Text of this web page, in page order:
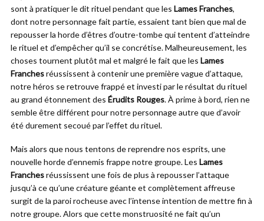
sont à pratiquer le dit rituel pendant que les Lames Franches,
dont notre personnage fait partie, essaient tant bien que mal de
repousser la horde d’êtres d’outre-tombe qui tentent d’atteindre
le rituel et d’empêcher qu’il se concrétise. Malheureusement, les
choses tournent plutôt mal et malgré le fait que les Lames
Franchesréussissent à contenir une première vague d’attaque,
notre héros se retrouve frappé et investi par le résultat du rituel
au grand étonnement des Érudits Rouges. À prime à bord, rien ne
semble être différent pour notre personnage autre que d’avoir
été durement secoué par l’effet du rituel.
Mais alors que nous tentons de reprendre nos esprits, une
nouvelle horde d’ennemis frappe notre groupe. Les Lames
Franchesréussissent une fois de plus à repousser l’attaque
jusqu’à ce qu’une créature géante et complètement affreuse
surgit de la paroi rocheuse avec l’intense intention de mettre fin à
notre groupe. Alors que cette monstruosité ne fait qu’un